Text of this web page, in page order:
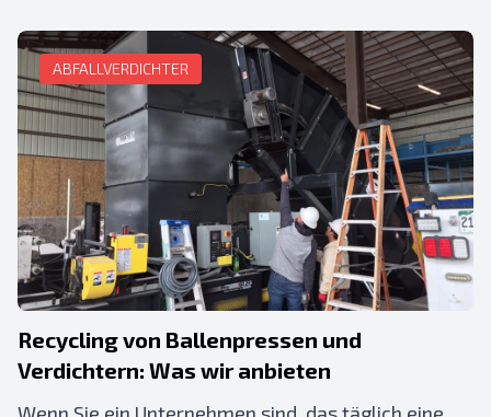
ABFALLVERDICHTER
Recycling von Ballenpressen und
Verdichtern: Was wir anbieten